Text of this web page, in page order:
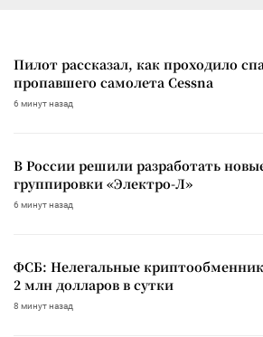
Пилот рассказал, как проходило
пропавшего самолета Cessna
6 минут назад
В России решили разработать
группировки «Электро-Л»
6 минут назад
ФСБ: Нелегальные
2 млн долларов в сутки
8 минут назад